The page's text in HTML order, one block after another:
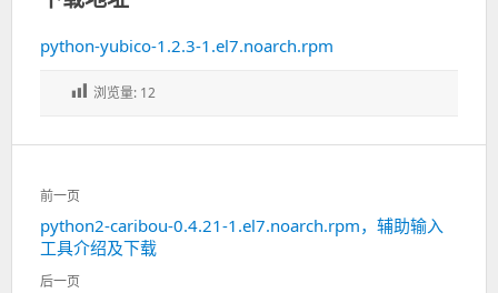
python-yubico-1.2.3-1.el7.noarch.rpm
浏览量: 12
文
章
导
航
前一页
上
一
篇：
python2-caribou-0.4.21-1.el7.noarch.rpm，辅助输入
工具介绍及下载
后一页